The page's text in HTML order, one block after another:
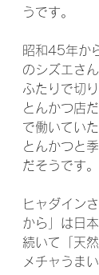
うです。
昭和45年か
のシズエさ
ふたりで切
とんかつ店
で働いてい
とんかつと
だそうです。
ヒャダイン
から」は日
続いて「天
メチャうま